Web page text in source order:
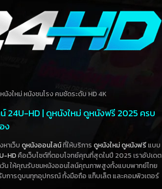
งใหม่ หนังชนโรง คมชัดระดับ HD 4K
24U-HD | ดูหนังใหม่ ดูหนังฟรี 2025 ครบ
ง
าเว็บ ดูหนังออนไลน์ที่ให้บริการ ดูหนังใหม่ดูหนังฟรีแบบ
HDคือเว็บไซต์ที่ตอบโจทย์คุณที่สุดในปี 2025 เราอัปเดต
วัน ให้คุณรับชมหนังออนไลน์คุณภาพสูงทั้งแบบพากย์ไทย
บการดูบนทุกอุปกรณ์ ทั้งมือถือ แท็บเล็ต และคอมพิวเตอร์